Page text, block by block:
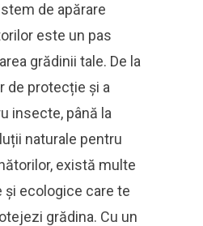
de apărare
este un pas
grădinii tale. De la
de protecție și a
insecte, până la
naturale pentru
există multe
ecologice care te
grădina. Cu un